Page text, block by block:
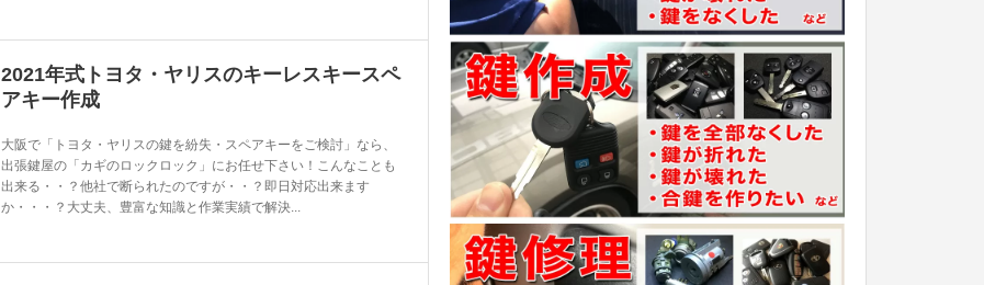
2021年式トヨタ・ヤリスのキーレスキースペ
アキー作成
大阪で「トヨタ・ヤリスの鍵を紛失・スペアキーをご検討」なら、
出張鍵屋の「カギのロックロック」にお任せ下さい！こんなことも
出来る・・？他社で断られたのですが・・？即日対応出来ます
か・・・？大丈夫、豊富な知識と作業実績で解決...